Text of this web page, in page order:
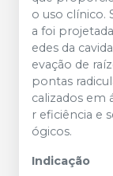
o uso clínico.
a foi projetada
edes da
evação de
pontas
calizados em
r eficiência e
ógicos.
Indicação